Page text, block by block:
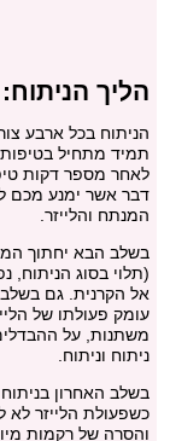
הליך הניתוח:
הניתוח בכל ארבע
תמיד מתחיל
לאחר מספר דקות
דבר אשר ימנע מכם
המנתח והלייזר.
בשלב הבא יחתוך
(תלוי בסוג הניתוח,
אל הקרנית. גם
עומק פעולתו של
משתנות, על
ניתוח וניתוח.
בשלב האחרון
כשפעולת הלייזר לא
והסרה של רקמות